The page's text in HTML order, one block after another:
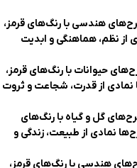
هندسی با رنگ‌های قرمز،
از نظم، هماهنگی و ابدیت
حیوانات با رنگ‌های قرمز،
از قدرت، شجاعت و ثروت
گل و گیاه با رنگ‌های
نمادی از طبیعت، زندگی و
هندسی با رنگ‌های قرمز،